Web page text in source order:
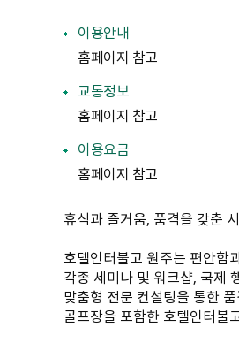
이용안내
홈페이지 참고
교통정보
홈페이지 참고
이용요금
홈페이지 참고
휴식과 즐거움, 품격을 갖춘
호텔인터불고 원주는 편안함
각종 세미나 및 워크샵, 국제
맞춤형 전문 컨설팅을 통한
골프장을 포함한 호텔인터불